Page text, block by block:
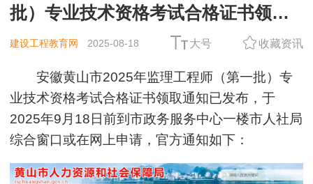
批）专业技术资格考试合格证书领取
通知
建设工程教育网 2025-08-18 大号 收藏资讯
安徽黄山市2025年监理工程师（第一批）专
业技术资格考试合格证书领取通知已发布，于
2025年9月18日前到市政务服务中心一楼市人社局
综合窗口或在网上申请，官方通知如下：